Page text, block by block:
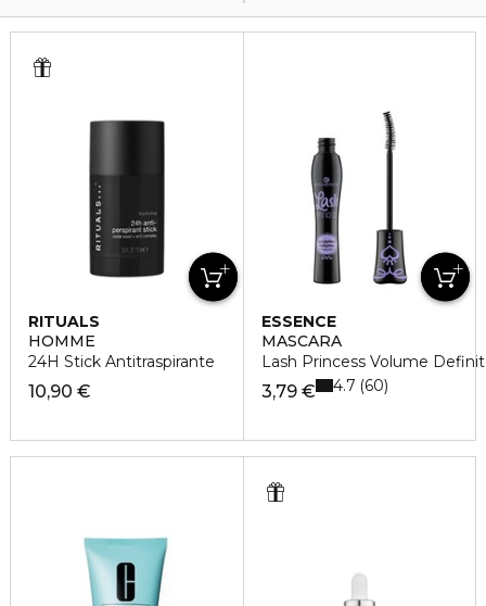
RITUALS
HOMME
24H Stick Antitraspirante
10,90 €
ESSENCE
MASCARA
Lash Princess Volume
3,79 € 4.7 60